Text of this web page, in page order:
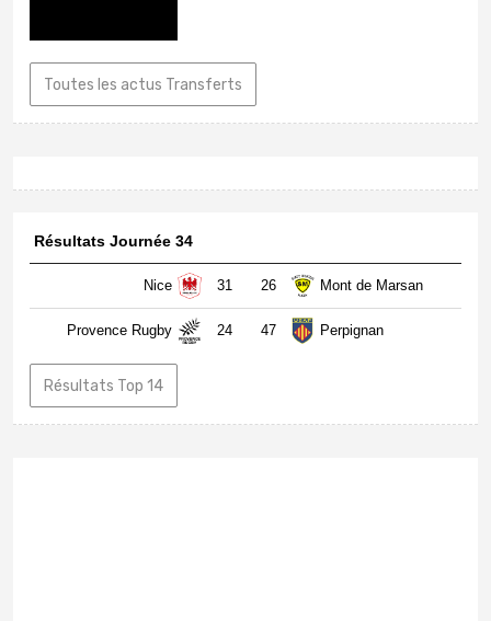
Toutes les actus Transferts
Résultats Journée 34
Nice 31 26 Mont de Marsan
Provence Rugby 24 47 Perpignan
Résultats Top 14